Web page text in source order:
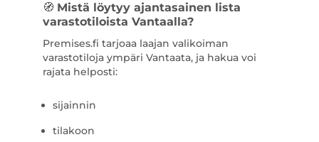
🧭 Mistä löytyy ajantasainen lista
varastotiloista Vantaalla?
Premises.fi tarjoaa laajan valikoiman
varastotiloja ympäri Vantaata, ja hakua voi
rajata helposti:
sijainnin
tilakoon